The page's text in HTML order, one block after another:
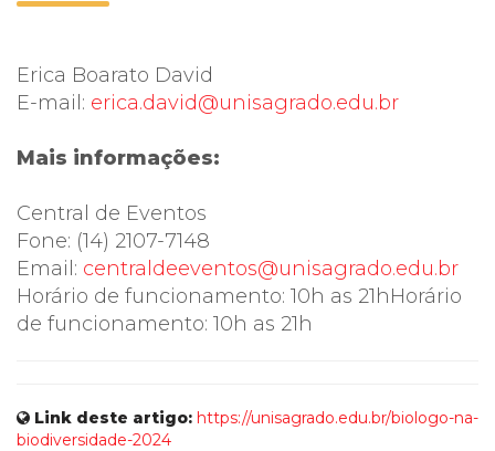
Erica Boarato David
E-mail: erica.david@unisagrado.edu.br
Mais informações:
Central de Eventos
Fone: (14) 2107-7148
Email: centraldeeventos@unisagrado.edu.br
Horário de funcionamento: 10h as 21hHorário
de funcionamento: 10h as 21h
Link deste artigo: https://unisagrado.edu.br/biologo-na-
biodiversidade-2024